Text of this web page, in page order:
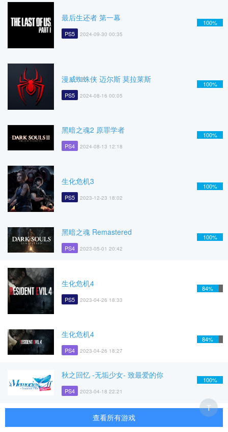
最后生还者 第一幕
PS5 2024-09-30 00:35
100%
漫威蜘蛛侠 迈尔斯 莫拉莱斯
PS5 2024-08-16 00:05
100%
黑暗之魂2 原罪学者
PS4 2024-08-13 12:18
100%
生化危机3
PS5 2023-12-23 18:02
100%
黑暗之魂 Remastered
PS4 2023-05-01 20:42
100%
生化危机4
PS5 2023-04-26 18:33
84%
生化危机4
PS4 2023-04-26 18:27
84%
秋之回忆 -无垢少女- 致最爱的你
PS4 2023-04-18 22:21
100%
查看所有游戏
T